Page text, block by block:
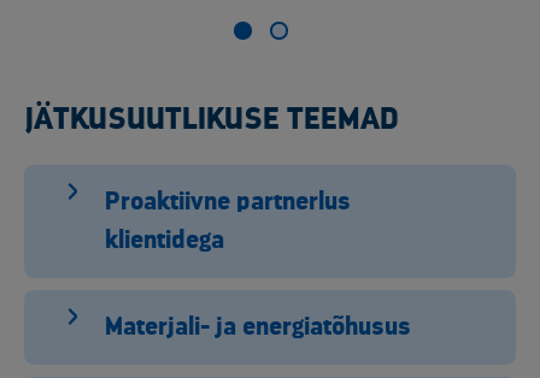
JÄTKUSUUTLIKUSE TEEMAD
Proaktiivne partnerlus
klientidega
Materjali- ja energiatõhusus